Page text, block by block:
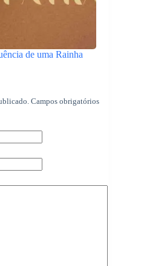
de uma Rainha
Campos obrigatórios